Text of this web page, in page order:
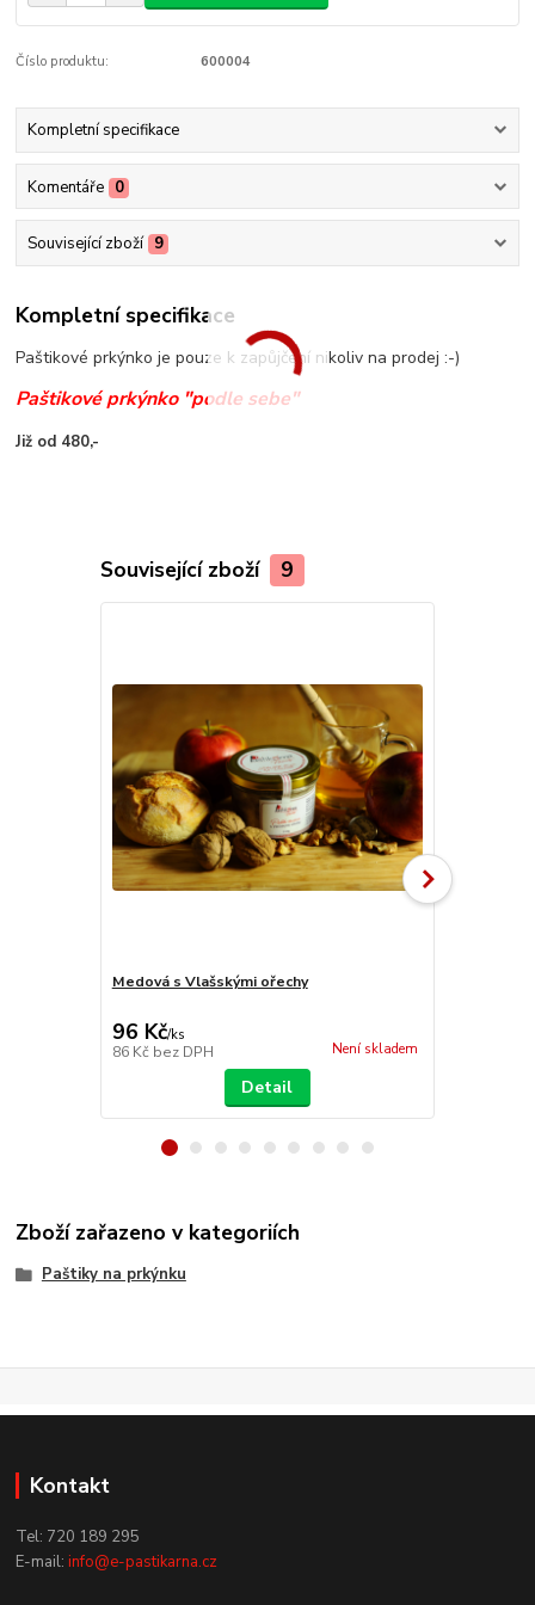
Číslo produktu: 600004
Kompletní specifikace
Komentáře 0
Související zboží 9
Kompletní specifikace
Paštikové prkýnko je pouze k zapůjčení nikoliv na prodej :-)
Paštikové prkýnko "podle sebe"
Již od 480,-
Související zboží 9
Medová s Vlašskými ořechy
96 Kč/ks
86 Kč bez DPH Není skladem
Detail
Zboží zařazeno v kategoriích
Paštiky na prkýnku
Kontakt
Tel: 720 189 295
E-mail:info@e-pastikarna.cz